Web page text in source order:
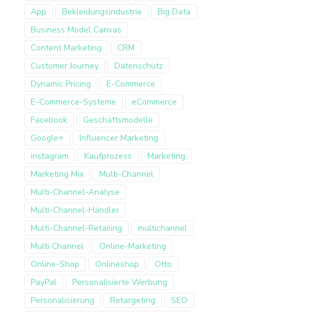
App
Bekleidungsindustrie
Big Data
Business Model Canvas
Content Marketing
CRM
Customer Journey
Datenschutz
Dynamic Pricing
E-Commerce
E-Commerce-Systeme
eCommerce
Facebook
Geschäftsmodelle
Google+
Influencer Marketing
instagram
Kaufprozess
Marketing
Marketing Mix
Multi-Channel
Multi-Channel-Analyse
Multi-Channel-Händler
Multi-Channel-Retailing
multichannel
Multi Channel
Online-Marketing
Online-Shop
Onlineshop
Otto
PayPal
Personalisierte Werbung
Personalisierung
Retargeting
SEO